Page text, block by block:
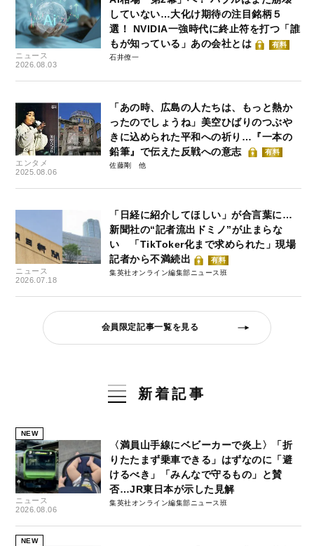
ニュース
2026.08.03
していない…大化け期待の注目銘柄５
選！ NVIDIA一強時代に終止符を打つ「誰
もが知っている」あの会社とは
有料
石井僚一
エンタメ
2025.08.06
「あの時、広島の人たちは、もっと熱か
ったのでしょうね」美空ひばりのつぶや
きに込められた平和への祈り…『一本の
鉛筆』で伝えた反戦への意志
有料
佐藤剛
ニュース
2026.07.18
「日経に紹介してほしい」が合言葉に…
新聞社の“記者流出ドミノ”が止まらな
い 「TikToker化まで求められた」現場
記者から不満続出
有料
集英社オンライン編集部ニュース班
会員限定記事一覧を見る
新着記事
NEW
ニュース
2026.08.06
〈満員山手線にベビーカーで炎上〉「折
りたたまず乗車できる」はずなのに「避
けるべき」「みんなで守るもの」と賛
否…JR東日本が示した見解
集英社オンライン編集部ニュース班
NEW